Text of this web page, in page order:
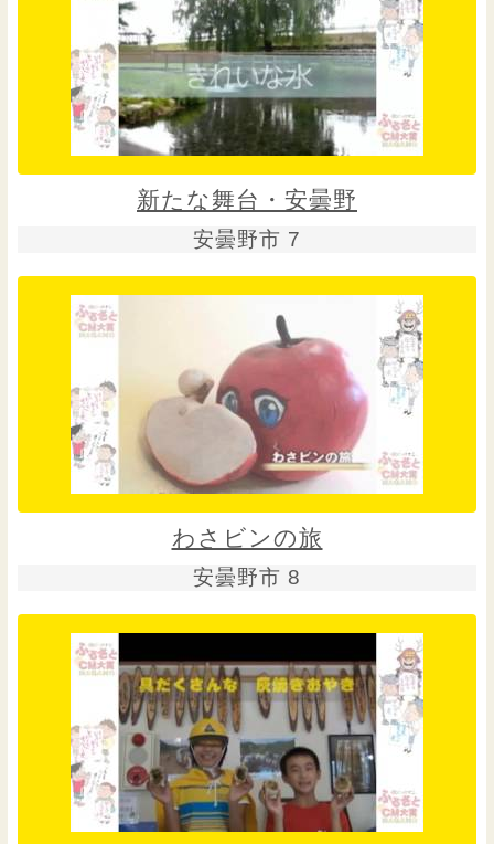
新たな舞台・安曇野
安曇野市 7
わさビンの旅
安曇野市 8